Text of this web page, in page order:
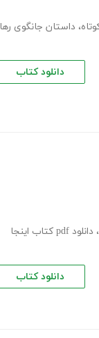
، داستان جانگوی رها
دانلود کتاب
،
دانلود pdf کتاب اینجا
دانلود کتاب